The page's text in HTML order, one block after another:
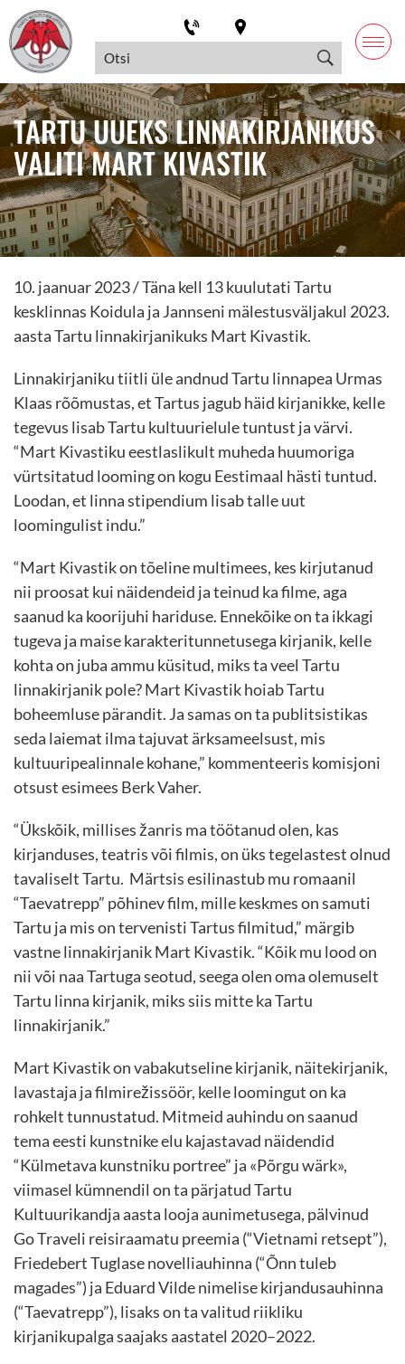
TARTU UUEKS LINNAKIRJANIKUS
VALITI MART KIVASTIK
10. jaanuar 2023 /Täna kell 13 kuulutati Tartu
kesklinnas Koidula ja Jannseni mälestusväljakul 2023.
aasta Tartu linnakirjanikuks Mart Kivastik.
Linnakirjaniku tiitli üle andnud Tartu linnapea Urmas
Klaas rõõmustas, et Tartus jagub häid kirjanikke, kelle
tegevus lisab Tartu kultuurielule tuntust ja värvi.
“Mart Kivastiku eestlaslikult muheda huumoriga
vürtsitatud looming on kogu Eestimaal hästi tuntud.
Loodan, et linna stipendium lisab talle uut
loomingulist indu.”
“Mart Kivastik on tõeline multimees, kes kirjutanud
nii proosat kui näidendeid ja teinud ka filme, aga
saanud ka koorijuhi hariduse. Ennekõike on ta ikkagi
tugeva ja maise karakteritunnetusega kirjanik, kelle
kohta on juba ammu küsitud, miks ta veel Tartu
linnakirjanik pole? Mart Kivastik hoiab Tartu
boheemluse pärandit. Ja samas on ta publitsistikas
seda laiemat ilma tajuvat ärksameelsust, mis
kultuuripealinnale kohane,” kommenteeris komisjoni
otsust esimees Berk Vaher.
“Ükskõik, millises žanris ma töötanud olen, kas
kirjanduses, teatris või filmis, on üks tegelastest olnud
tavaliselt Tartu. Märtsis esilinastub mu romaanil
“Taevatrepp” põhinev film, mille keskmes on samuti
Tartu ja mis on tervenisti Tartus filmitud,” märgib
vastne linnakirjanik Mart Kivastik. “Kõik mu lood on
nii või naa Tartuga seotud, seega olen oma olemuselt
Tartu linna kirjanik, miks siis mitte ka Tartu
linnakirjanik.”
Mart Kivastik on vabakutseline kirjanik, näitekirjanik,
lavastaja ja filmirežissöör, kelle loomingut on ka
rohkelt tunnustatud. Mitmeid auhindu on saanud
tema eesti kunstnike elu kajastavad näidendid
“Külmetava kunstniku portree” ja «Põrgu wärk»,
viimasel kümnendil on ta pärjatud Tartu
Kultuurikandja aasta looja aunimetusega, pälvinud
Go Traveli reisiraamatu preemia (“Vietnami retsept”),
Friedebert Tuglase novelliauhinna (“Õnn tuleb
magades”) ja Eduard Vilde nimelise kirjandusauhinna
(“Taevatrepp”), lisaks on ta valitud riikliku
kirjanikupalga saajaks aastatel 2020–2022.